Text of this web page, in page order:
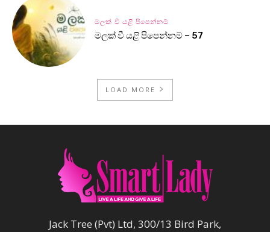
මලක් වී යළි පිපෙන්නම්
මලක් වී යළි පිපෙන්නම් – 57
LOAD MORE
Jack Tree (Pvt) Ltd, 300/13 Bird Park,